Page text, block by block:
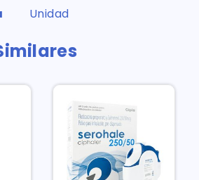
Unidad